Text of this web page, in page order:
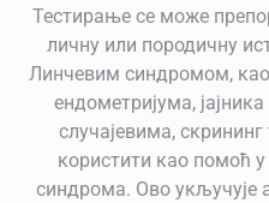
Тестирање се може
личну или породичну
Линчевим синдромом,
ендометријума,
случајевима,
користити као помоћ
синдрома. Ово укључује